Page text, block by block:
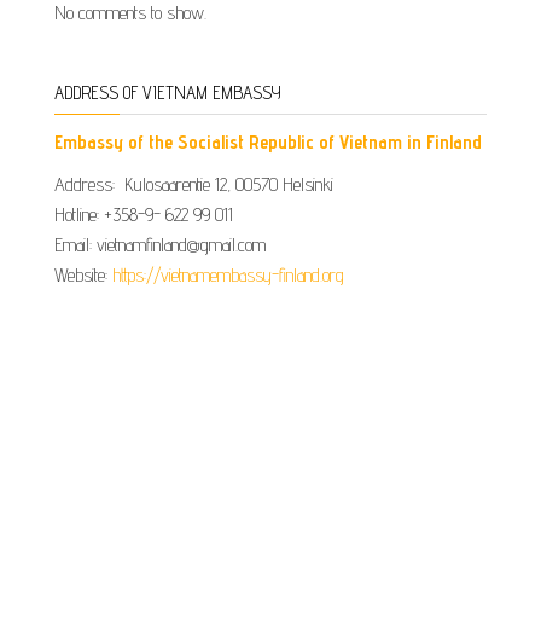
No comments to show.
ADDRESS OF VIETNAM EMBASSY
Embassy of the Socialist Republic of Vietnam in Finland
Address: Kulosaarentie 12, 00570 Helsinki
Hotline: +358-9- 622 99 011​​
Email: vietnamfinland@gmail.com
Website: https://vietnamembassy-finland.org